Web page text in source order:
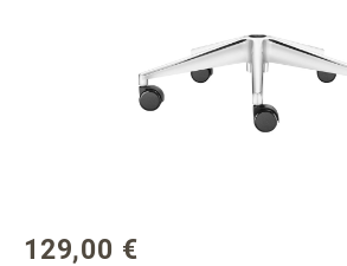
Regulärer Preis:
129,00 €